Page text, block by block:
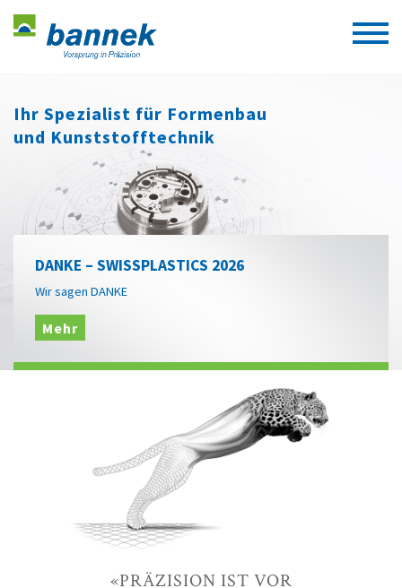
DANKE – SWISSPLASTICS 2026
Wir sagen DANKE
Mehr
Ihr Spezialist für Formenbau
und Kunststofftechnik
«PRÄZISION IST VOR